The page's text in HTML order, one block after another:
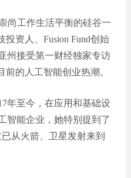
邮箱：
电话：
400-
400-
0769-
尚工作生活平衡的硅谷一
投资人、Fusion Fund创始
州接受第一财经独家专访
前的人工智能创业热潮。
年至今，在应用和基础设
智能企业，她特别提到了
从火箭、卫星发射来到